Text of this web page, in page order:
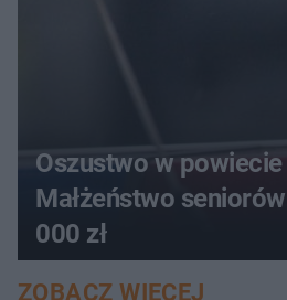
Oszustwo w
Małżeństwo
000 zł
ZOBACZ WIĘCEJ